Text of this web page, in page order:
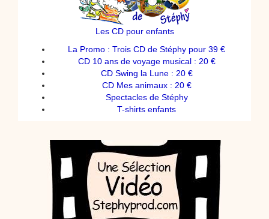
Les CD pour enfants
La Promo : Trois CD de Stéphy pour 39 €
CD 10 ans de voyage musical : 20 €
CD Swing la Lune : 20 €
CD Mes animaux : 20 €
Spectacles de Stéphy
T-shirts enfants